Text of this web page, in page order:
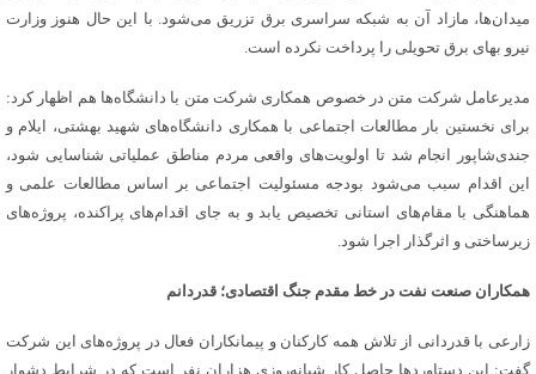
میدان‌ها، مازاد آن به شبکه سراسری برق تزریق می‌شود. با این حال هنوز وزارت
نیرو بهای برق تحویلی را پرداخت نکرده است.
مدیرعامل شرکت متن در خصوص همکاری شرکت متن با دانشگاه‌ها هم اظهار کرد:
برای نخستین بار مطالعات اجتماعی با همکاری دانشگاه‌های شهید بهشتی، ایلام و
جندی‌شاپور انجام شد تا اولویت‌های واقعی مردم مناطق عملیاتی شناسایی شود،
این اقدام سبب می‌شود بودجه مسئولیت اجتماعی بر اساس مطالعات علمی و
هماهنگی با مقام‌های استانی تخصیص یابد و به جای اقدام‌های پراکنده، پروژه‌های
زیرساختی و اثرگذار اجرا شود.
همکاران صنعت نفت در خط مقدم جنگ اقتصادی؛ قدردانم
زارعی با قدردانی از تلاش همه کارکنان و پیمانکاران فعال در پروژه‌های این شرکت
گفت: این دستاوردها حاصل کار شبانه‌روزی هزاران نفر است که در شرایط دشوار